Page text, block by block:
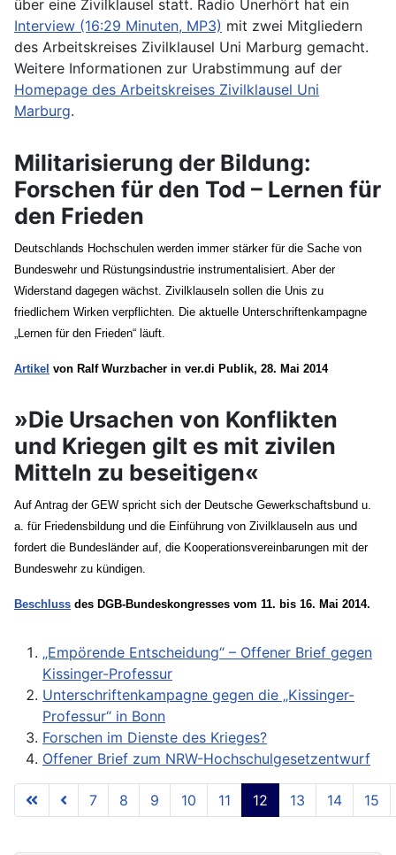
über eine Zivilklausel statt. Radio Unerhört hat ein
Interview (16:29 Minuten, MP3) mit zwei Mitgliedern
des Arbeitskreises Zivilklausel Uni Marburg gemacht.
Weitere Informationen zur Urabstimmung auf der
Homepage des Arbeitskreises Zivilklausel Uni
Marburg.
Militarisierung der Bildung:
Forschen für den Tod – Lernen für
den Frieden
Deutschlands Hochschulen werden immer stärker für die Sache von
Bundeswehr und Rüstungsindustrie instrumentalisiert. Aber der
Widerstand dagegen wächst. Zivilklauseln sollen die Unis zu
friedlichem Wirken verpflichten. Die aktuelle Unterschriftenkampagne
„Lernen für den Frieden“ läuft.
Artikel von Ralf Wurzbacher in ver.di Publik, 28. Mai 2014
»Die Ursachen von Konflikten
und Kriegen gilt es mit zivilen
Mitteln zu beseitigen«
Auf Antrag der GEW spricht sich der Deutsche Gewerkschaftsbund u.
a. für Friedensbildung und die Einführung von Zivilklauseln aus und
fordert die Bundesländer auf, die Kooperationsvereinbarungen mit der
Bundeswehr zu kündigen.
Beschluss des DGB-Bundeskongresses vom 11. bis 16. Mai 2014.
„Empörende Entscheidung“ – Offener Brief gegen
Kissinger-Professur
Unterschriftenkampagne gegen die „Kissinger-
Professur“ in Bonn
Forschen im Dienste des Krieges?
Offener Brief zum NRW-Hochschulgesetzentwurf
Seite 12 von 18
7 8 9 10 11 12 13 14 15